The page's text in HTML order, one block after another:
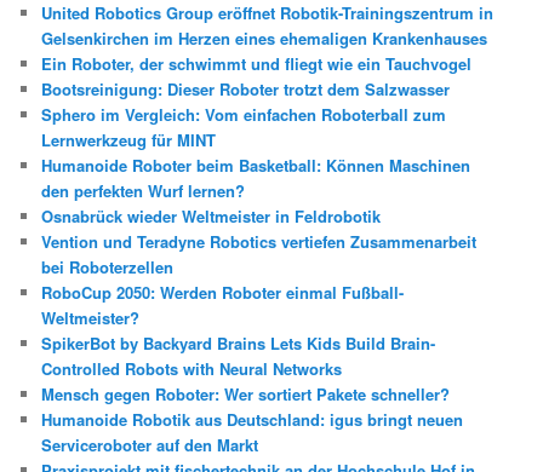
n
United Robotics Group eröffnet Robotik-Trainingszentrum in
Gelsenkirchen im Herzen eines ehemaligen Krankenhauses
Ein Roboter, der schwimmt und fliegt wie ein Tauchvogel
Bootsreinigung: Dieser Roboter trotzt dem Salzwasser
Sphero im Vergleich: Vom einfachen Roboterball zum
Lernwerkzeug für MINT
Humanoide Roboter beim Basketball: Können Maschinen
den perfekten Wurf lernen?
Osnabrück wieder Weltmeister in Feldrobotik
Vention und Teradyne Robotics vertiefen Zusammenarbeit
bei Roboterzellen
RoboCup 2050: Werden Roboter einmal Fußball-
Weltmeister?
SpikerBot by Backyard Brains Lets Kids Build Brain-
Controlled Robots with Neural Networks
Mensch gegen Roboter: Wer sortiert Pakete schneller?
Humanoide Robotik aus Deutschland: igus bringt neuen
Serviceroboter auf den Markt